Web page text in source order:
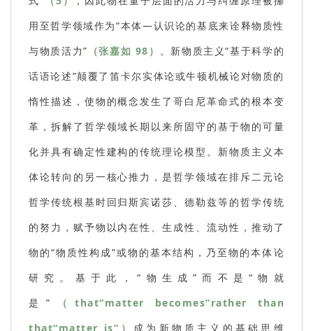
用至哲学领域作为“本体—认识论的基底来诠释物质性
与物质活力” （张嘉如 98） 。新物质主义“基于科学的
话语论述”颠覆了笛卡尔实体论或牛顿机械论对物质的
惰性描述，使物的概念发生了哥白尼革命式的根本变
革，拆解了哲学领域长期以来所固守的基于物的可量
化并具有确定性建构的传统理论模型。新物质主义本
体论转向的另一核心推力，是哲学领域在排斥二元论
哲学传统根基时回归斯宾诺莎、德勒兹等的哲学传统
的努力，赋予物以内在性、生成性、流动性，推动了
物的“物质性构成”或物的基本结构，乃至物的本体论
研究。基于此，“物生成”而不是“物就
是” （that“matter becomes”rather than
that“matter is”） 成为新物质主义的基础思维